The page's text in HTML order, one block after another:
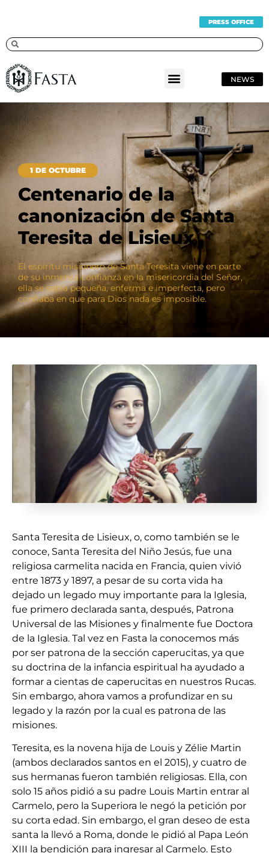
PRESS OFFICE
NEWS
1 DE OCTUBRE
Centenario de la
canonización de Santa
Teresita de Lisieux
El espíritu misionero de Santa Teresita viene en parte
de su inmensa confianza en la misericordia del Señor,
ella se sabía pequeña, enferma e imperfecta, pero
confiaba en que para Dios nada es imposible.
Santa Teresita de Lisieux, o, como también se le
conoce, Santa Teresita del Niño Jesús, fue una
religiosa carmelita nacida en Francia, quien vivió
entre 1873 y 1897, a pesar de su corta vida ha
dejado un legado muy importante para la Iglesia,
fue primero declarada santa, después, Patrona
Universal de las Misiones y finalmente fue Doctora
de la Iglesia. Tal vez en Fasta la conocemos más
por ser patrona de la sección caperucitas, ya que
su doctrina de la infancia espiritual ha ayudado a
formar a cientas de caperucitas en nuestros Rucas.
Sin embargo, ahora vamos a profundizar en su
legado y la razón por la cual es patrona de las
misiones.
Teresita, es la novena hija de Louis y Zélie Martin
(ambos declarados santos en el 2015), y cuatro de
sus hermanas fueron también religiosas. Ella, con
solo 15 años pidió a su padre Louis Martin entrar al
Carmelo, pero la Superiora le negó la petición por
su corta edad. Sin embargo, el gran deseo de esta
santa la llevó a Roma, donde le pidió al Papa León
XIII la bendición para ingresar al Carmelo. Esto